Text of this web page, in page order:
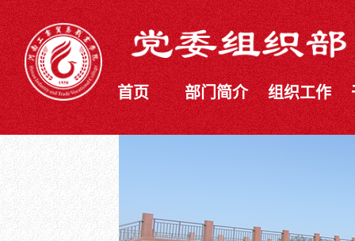
首页 部门简介 组织工作